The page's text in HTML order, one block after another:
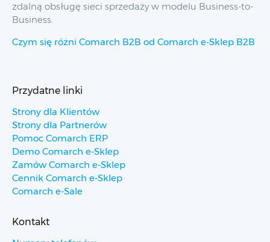
zdalną obsługę sieci sprzedaży w modelu Business-to-
Business.
Czym się różni Comarch B2B od Comarch e-Sklep B2B
Przydatne linki
Strony dla Klientów
Strony dla Partnerów
Pomoc Comarch ERP
Demo Comarch e-Sklep
Zamów Comarch e-Sklep
Cennik Comarch e-Sklep
Comarch e-Sale
Kontakt